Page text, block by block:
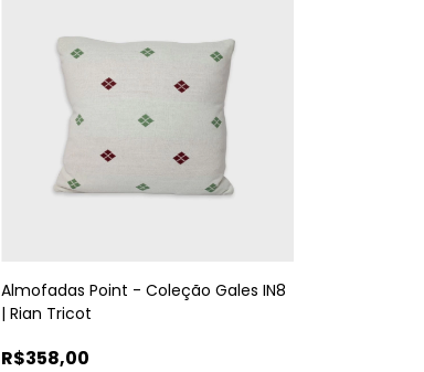
Almofadas Point - Coleção Gales IN8
| Rian Tricot
R$358,00